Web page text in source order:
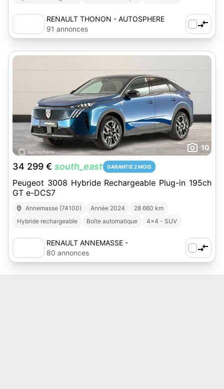
RENAULT THONON - AUTOSPHERE
91 annonces
10
34 299 € south_east GARANTIE 2 MOIS
Peugeot 3008 Hybride Rechargeable Plug-in 195ch
GT e-DCS7
Annemasse (74100) Année 2024
28 660 km
Hybride rechargeable
Boîte automatique 4x4 - SUV
RENAULT ANNEMASSE -
AUTOSPHERE
80 annonces